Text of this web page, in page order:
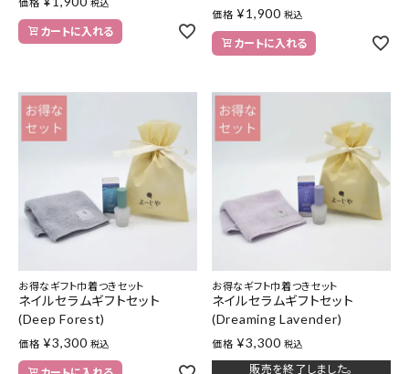
税込
カートに入れる
価格 ¥1,900 税込
カートに入れる
お得なギフト巾着つきセット
ネイルセラムギフトセット
(Deep Forest)
価格 ¥3,300 税込
お得なギフト巾着つきセット
ネイルセラムギフトセット
(Dreaming Lavender)
価格 ¥3,300 税込
販売を終了しました。